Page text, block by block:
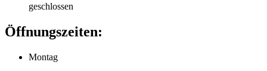
geschlossen
Öffnungszeiten:
Montag